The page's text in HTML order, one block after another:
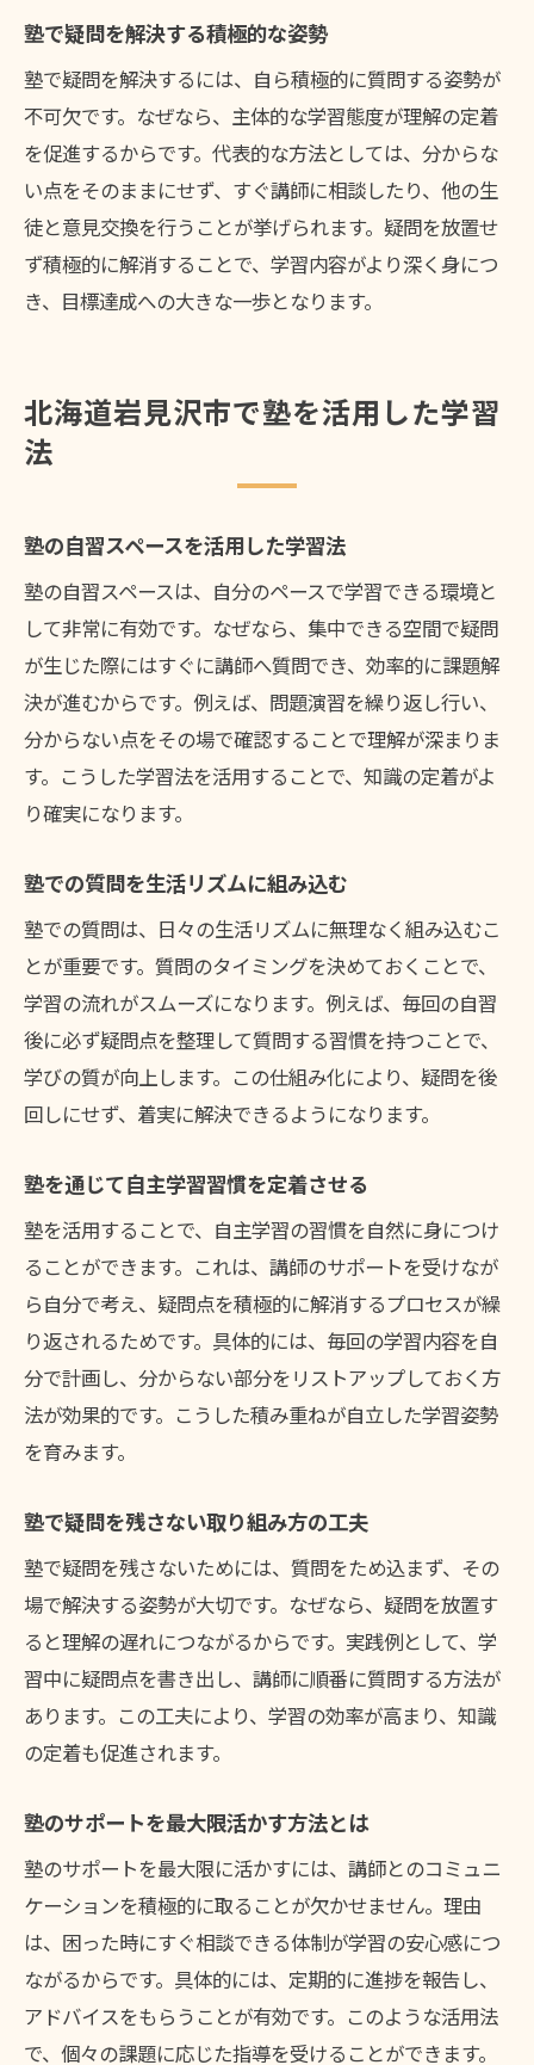
塾で疑問を解決する積極的な姿勢
塾で疑問を解決するには、自ら積極的に質問する姿勢が
不可欠です。なぜなら、主体的な学習態度が理解の定着
を促進するからです。代表的な方法としては、分からな
い点をそのままにせず、すぐ講師に相談したり、他の生
徒と意見交換を行うことが挙げられます。疑問を放置せ
ず積極的に解消することで、学習内容がより深く身につ
き、目標達成への大きな一歩となります。
北海道岩見沢市で塾を活用した学習
法
塾の自習スペースを活用した学習法
塾の自習スペースは、自分のペースで学習できる環境と
して非常に有効です。なぜなら、集中できる空間で疑問
が生じた際にはすぐに講師へ質問でき、効率的に課題解
決が進むからです。例えば、問題演習を繰り返し行い、
分からない点をその場で確認することで理解が深まりま
す。こうした学習法を活用することで、知識の定着がよ
り確実になります。
塾での質問を生活リズムに組み込む
塾での質問は、日々の生活リズムに無理なく組み込むこ
とが重要です。質問のタイミングを決めておくことで、
学習の流れがスムーズになります。例えば、毎回の自習
後に必ず疑問点を整理して質問する習慣を持つことで、
学びの質が向上します。この仕組み化により、疑問を後
回しにせず、着実に解決できるようになります。
塾を通じて自主学習習慣を定着させる
塾を活用することで、自主学習の習慣を自然に身につけ
ることができます。これは、講師のサポートを受けなが
ら自分で考え、疑問点を積極的に解消するプロセスが繰
り返されるためです。具体的には、毎回の学習内容を自
分で計画し、分からない部分をリストアップしておく方
法が効果的です。こうした積み重ねが自立した学習姿勢
を育みます。
塾で疑問を残さない取り組み方の工夫
塾で疑問を残さないためには、質問をため込まず、その
場で解決する姿勢が大切です。なぜなら、疑問を放置す
ると理解の遅れにつながるからです。実践例として、学
習中に疑問点を書き出し、講師に順番に質問する方法が
あります。この工夫により、学習の効率が高まり、知識
の定着も促進されます。
塾のサポートを最大限活かす方法とは
塾のサポートを最大限に活かすには、講師とのコミュニ
ケーションを積極的に取ることが欠かせません。理由
は、困った時にすぐ相談できる体制が学習の安心感につ
ながるからです。具体的には、定期的に進捗を報告し、
アドバイスをもらうことが有効です。このような活用法
で、個々の課題に応じた指導を受けることができます。